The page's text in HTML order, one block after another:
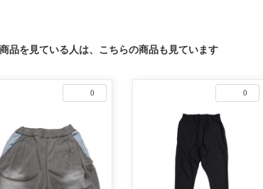
品を見ている人は、こちらの商品も見ています
0 0